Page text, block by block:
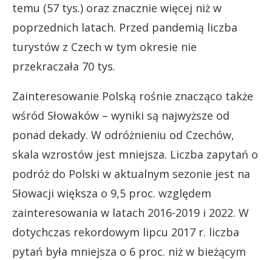
temu (57 tys.) oraz znacznie więcej niż w
poprzednich latach. Przed pandemią liczba
turystów z Czech w tym okresie nie
przekraczała 70 tys.
Zainteresowanie Polską rośnie znacząco także
wśród Słowaków – wyniki są najwyższe od
ponad dekady. W odróżnieniu od Czechów,
skala wzrostów jest mniejsza. Liczba zapytań o
podróż do Polski w aktualnym sezonie jest na
Słowacji większa o 9,5 proc. względem
zainteresowania w latach 2016-2019 i 2022. W
dotychczas rekordowym lipcu 2017 r. liczba
pytań była mniejsza o 6 proc. niż w bieżącym